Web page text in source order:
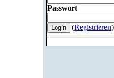
Passwort
(Registrieren)